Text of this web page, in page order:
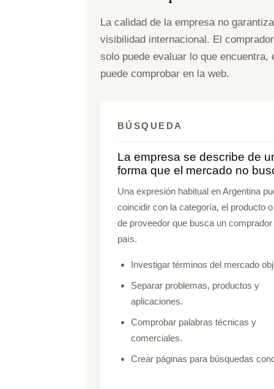
La calidad de la empresa no garantiza
visibilidad internacional. El
solo puede evaluar lo que encuentra,
puede comprobar en la web.
BÚSQUEDA
La empresa se describe de
forma que el mercado no
Una expresión habitual en Argentina
coincidir con la categoría, el producto
de proveedor que busca un comprador
país.
Investigar términos del mercado
Separar problemas, productos y
aplicaciones.
Comprobar palabras técnicas y
comerciales.
Crear páginas para búsquedas